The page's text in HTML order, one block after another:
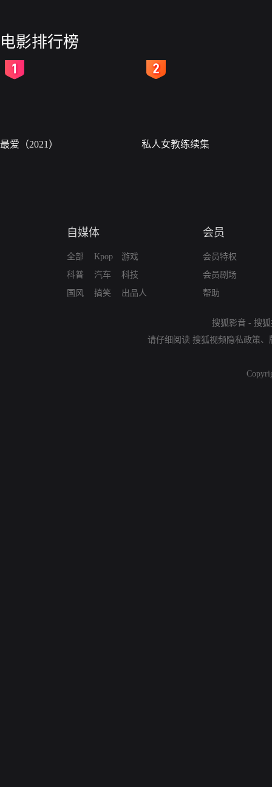
电影排行榜
最爱（2021） 私人女教练续集
自媒体
全部
科普
国风
Kpop
汽车
搞笑
游戏
科技
出品人
会员
会员特权
会员剧场
帮助
搜狐影音 - 搜
请仔细阅读 搜狐视频隐私政策、